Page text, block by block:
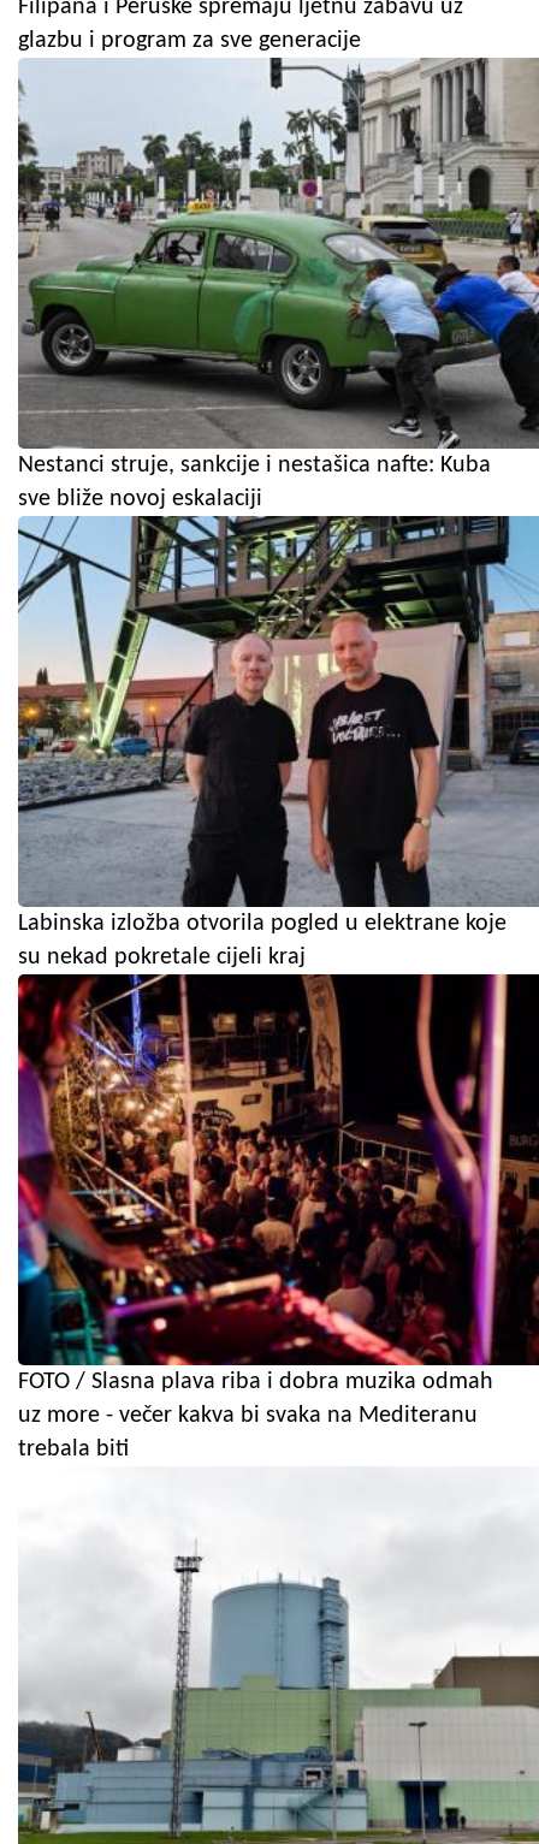
Filipana i Peruške spremaju ljetnu zabavu uz
glazbu i program za sve generacije
Nestanci struje, sankcije i nestašica nafte: Kuba
sve bliže novoj eskalaciji
Labinska izložba otvorila pogled u elektrane koje
su nekad pokretale cijeli kraj
FOTO / Slasna plava riba i dobra muzika odmah
uz more - večer kakva bi svaka na Mediteranu
trebala biti